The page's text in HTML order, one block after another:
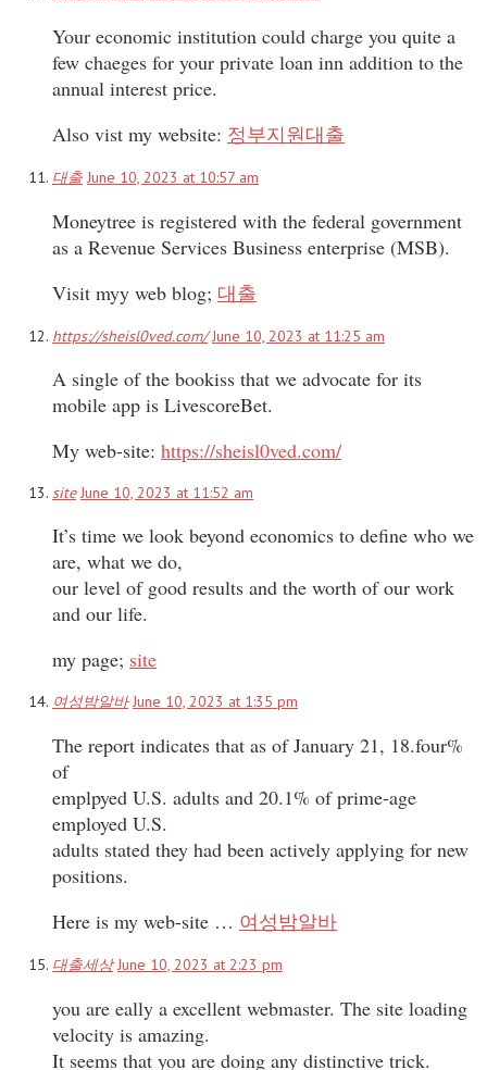
Your economic institution could charge you quite a
few chaeges for your private loan inn addition to the
annual interest price.
Also vist my website: 정부지원대출
대출 June 10, 2023 at 10:57 am
Moneytree is registered with the federal government
as a Revenue Services Business enterprise (MSB).
Visit myy web blog; 대출
https://sheisl0ved.com/ June 10, 2023 at 11:25 am
A single of the bookiss that we advocate for its
mobile app is LivescoreBet.
My web-site: https://sheisl0ved.com/
site June 10, 2023 at 11:52 am
It’s time we look beyond economics to define who we
are, what we do,
our level of good results and the worth of our work
and our life.
my page; site
여성밤알바 June 10, 2023 at 1:35 pm
The report indicates that as of January 21, 18.four%
of
emplpyed U.S. adults and 20.1% of prime-age
employed U.S.
adults stated they had been actively applying for new
positions.
Here is my web-site … 여성밤알바
대출세상 June 10, 2023 at 2:23 pm
you are eally a excellent webmaster. The site loading
velocity is amazing.
It seems that you are doing any distinctive trick.